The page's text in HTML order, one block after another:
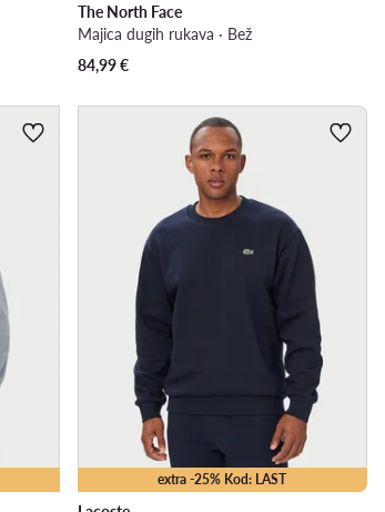
The North Face
Majica dugih rukava · Bež
84,99€
extra -25% Kod: LAST